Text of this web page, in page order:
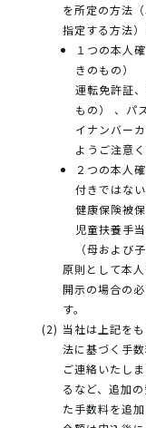
を所定の方法
指定する方法
１つの本人
きのもの）
運転免許証
もの） 、パ
イナンバー
ようご注意
２つの本人
付きではな
健康保険被
児童扶養手
（母および
原則として本
開示の場合の
す。
当社は上記を
法に基づく手
ご連絡いたし
るなど、追加
た手数料を追